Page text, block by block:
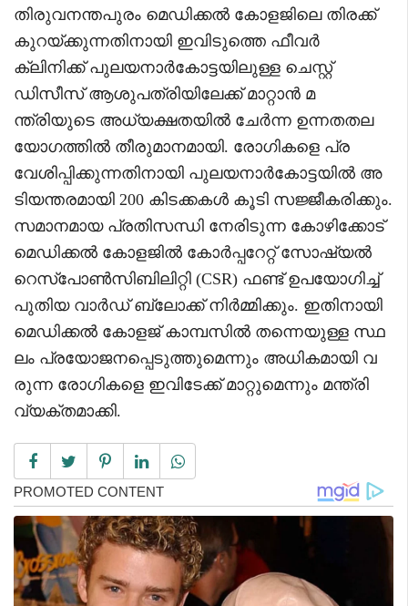
തിരുവനന്തപുരം മെഡിക്കൽ കോളജിലെ തിരക്ക്
കുറയ്ക്കുന്നതിനായി ഇവിടുത്തെ ഫീവർ
ക്ലിനിക്ക് പുലയനാർകോട്ടയിലുള്ള ചെസ്റ്റ്
ഡിസീസ് ആശുപത്രിയിലേക്ക് മാറ്റാൻ മ
ന്ത്രിയുടെ അധ്യക്ഷതയിൽ ചേർന്ന ഉന്നതതല
യോഗത്തിൽ തീരുമാനമായി. രോഗികളെ പ്ര
വേശിപ്പിക്കുന്നതിനായി പുലയനാർകോട്ടയിൽ അ
ടിയന്തരമായി 200 കിടക്കകൾ കൂടി സജ്ജീകരിക്കും.
സമാനമായ പ്രതിസന്ധി നേരിടുന്ന കോഴിക്കോട്
മെഡിക്കൽ കോളജിൽ കോർപ്പറേറ്റ് സോഷ്യൽ
റെസ്‌പോൺസിബിലിറ്റി (CSR) ഫണ്ട് ഉപയോഗിച്ച്
പുതിയ വാർഡ് ബ്ലോക്ക് നിർമ്മിക്കും. ഇതിനായി
മെഡിക്കൽ കോളജ് കാമ്പസിൽ തന്നെയുള്ള സ്ഥ
ലം പ്രയോജനപ്പെടുത്തുമെന്നും അധികമായി വ
രുന്ന രോഗികളെ ഇവിടേക്ക് മാറ്റുമെന്നും മന്ത്രി
വ്യക്തമാക്കി.